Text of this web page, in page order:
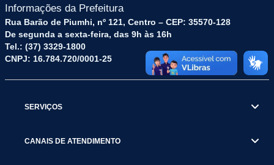
Informações da Prefeitura
Rua Barão de Piumhi, nº 121, Centro – CEP: 35570-128
De segunda a sexta-feira, das 9h às 16h
Tel.: (37) 3329-1800
CNPJ: 16.784.720/0001-25
SERVIÇOS
CANAIS DE ATENDIMENTO